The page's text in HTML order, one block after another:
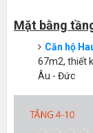
Mặt bằng
Căn hộ
67m2, thiết
Âu - Đức